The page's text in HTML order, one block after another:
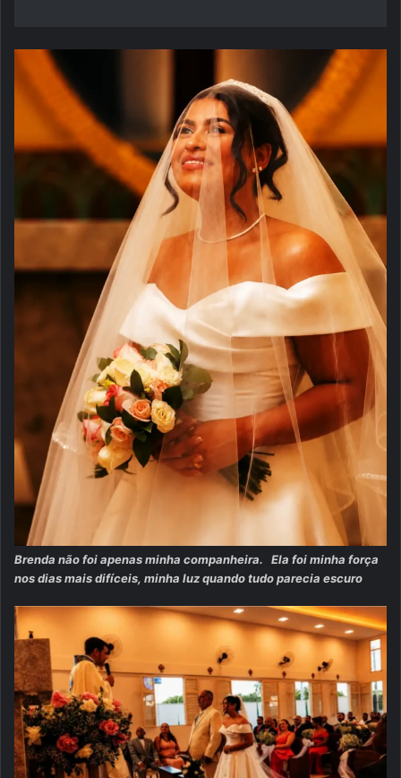
Brenda não foi apenas minha companheira. Ela foi minha força
nos dias mais difíceis, minha luz quando tudo parecia escuro